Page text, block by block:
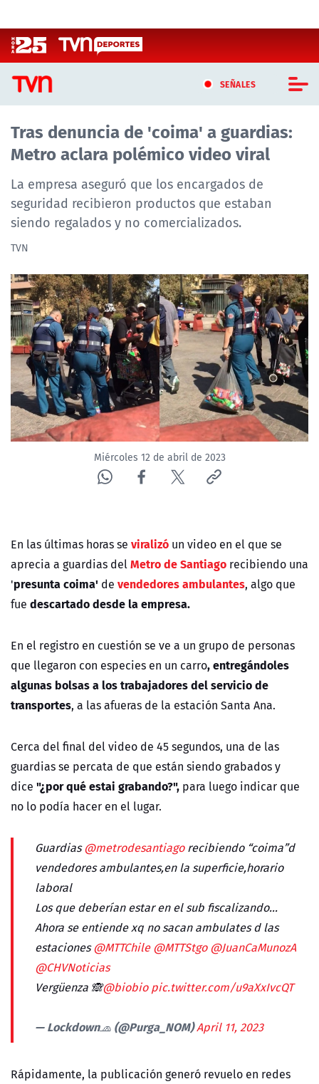
SEÑALES
CASTING MASTERCHEF CHILE
CASTING TVN VERTICAL
TVN VERTICAL
TVN PLAY
TELESERIES
NTV
ACTUALIDAD Y TENDENCIAS
CORPORATIVO Y TRANSPARENCIA
CANAL DE DENUNCIAS
ÁREA DE PROYECTOS
Tras denuncia de 'coima' a guardias:
Metro aclara polémico video viral
La empresa aseguró que los encargados de
seguridad recibieron productos que estaban
siendo regalados y no comercializados.
TVN
Miércoles 12 de abril de 2023
En las últimas horas se viralizó un video en el que se
aprecia a guardias delMetro de Santiago recibiendo una
'presunta coima' de vendedores ambulantes, algo que
fue descartado desde la empresa.
En el registro en cuestión se ve a un grupo de personas
que llegaron con especies en un carro, entregándoles
algunas bolsas a los trabajadores del servicio de
transportes, a las afueras de la estación Santa Ana.
Cerca del final del video de 45 segundos, una de las
guardias se percata de que están siendo grabados y
dice "¿por qué estai grabando?", para luego indicar que
no lo podía hacer en el lugar.
Guardias@metrodesantiagorecibiendo “coima”d
vendedores ambulantes,en la superficie,horario
laboral
Los que deberían estar en el sub fiscalizando…
Ahora se entiende xq no sacan ambulates d las
estaciones@MTTChile @MTTStgo @JuanCaMunozA
@CHVNoticias
Vergüenza 🙈@biobio pic.twitter.com/u9aXxIvcQT
— Lockdown🧢 (@Purga_NOM)April 11, 2023
Rápidamente, la publicación generó revuelo en redes